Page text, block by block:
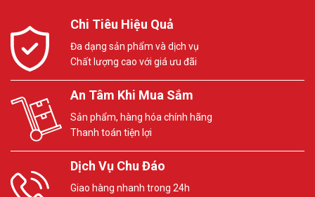
Chi Tiêu Hiệu Quả
Đa dạng sản phẩm và dịch vụ
Chất lượng cao với giá ưu đãi
An Tâm Khi Mua Sắm
Sản phẩm, hàng hóa chính hãng
Thanh toán tiện lợi
Dịch Vụ Chu Đáo
Giao hàng nhanh trong 24h